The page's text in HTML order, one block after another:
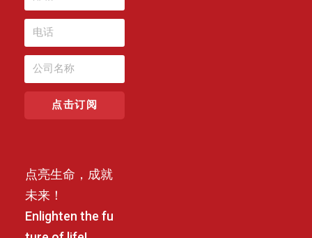
点击订阅
点亮生命，成就
未来！
Enlighten the fu